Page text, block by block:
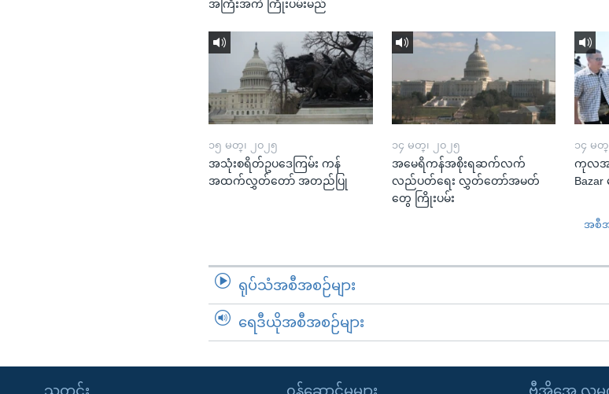
အကြီးအကဲ ကြိုးပမ်းမည်
၁၅ မတ္၊ ၂၀၂၅
အသုံးစရိတ်ဥပဒေကြမ်း ကန်
အထက်လွှတ်တော် အတည်ပြု
၁၄ မတ္၊ ၂၀၂၅
အမေရိကန်အစိုးရဆက်လက်
လည်ပတ်ရေး လွှတ်တော်အမတ်
တွေ ကြိုးပမ်း
၁၄ မတ္
ကုလအတွ
အစီအ
ရုပ်သံအစီအစဉ်များ
ရေဒီယိုအစီအစဉ်များ
ဗွီအိုအေ လူမှု
သတင်း ၀န်ဆောင်မှုများ